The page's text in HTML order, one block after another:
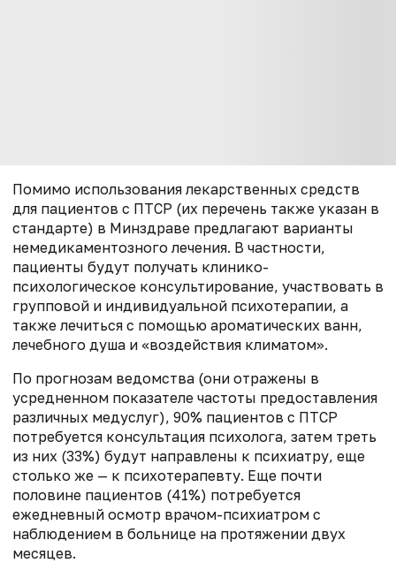
Помимо использования лекарственных средств
для пациентов с ПТСР (их перечень также указан в
стандарте) в Минздраве предлагают варианты
немедикаментозного лечения. В частности,
пациенты будут получать клинико-
психологическое консультирование, участвовать в
групповой и индивидуальной психотерапии, а
также лечиться с помощью ароматических ванн,
лечебного душа и «воздействия климатом».
По прогнозам ведомства (они отражены в
усредненном показателе частоты предоставления
различных медуслуг), 90% пациентов с ПТСР
потребуется консультация психолога, затем треть
из них (33%) будут направлены к психиатру, еще
столько же — к психотерапевту. Еще почти
половине пациентов (41%) потребуется
ежедневный осмотр врачом-психиатром с
наблюдением в больнице на протяжении двух
месяцев.